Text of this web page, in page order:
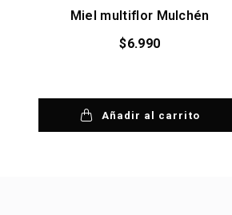
Miel multiflor Mulchén
$6.990
Añadir al carrito